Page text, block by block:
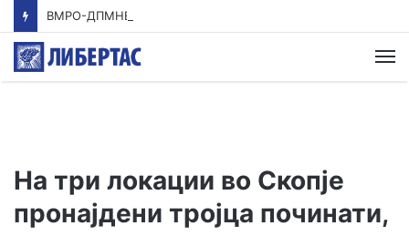
На три локации во Скопје
пронајдени тројца починати,